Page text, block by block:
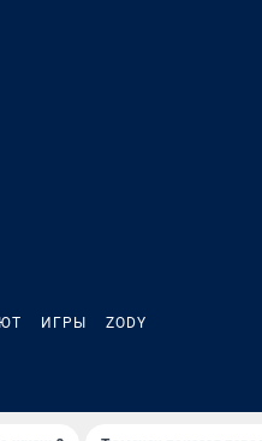
ИГРЫ ZODY